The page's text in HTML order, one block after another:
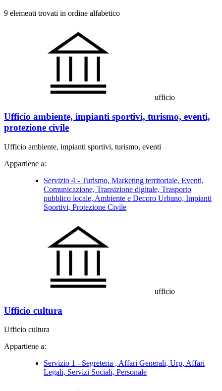
9 elementi trovati in ordine alfabetico
ufficio
Ufficio ambiente, impianti sportivi, turismo, eventi,
protezione civile
Ufficio ambiente, impianti sportivi, turismo, eventi
Appartiene a:
Servizio 4 - Turismo, Marketing territoriale, Eventi,
Comunicazione, Transizione digitale, Trasporto
pubblico locale, Ambiente e Decoro Urbano, Impianti
Sportivi, Protezione Civile
ufficio
Ufficio cultura
Ufficio cultura
Appartiene a:
Servizio 1 - Segreteria , Affari Generali, Urp, Affari
Legali, Servizi Sociali, Personale